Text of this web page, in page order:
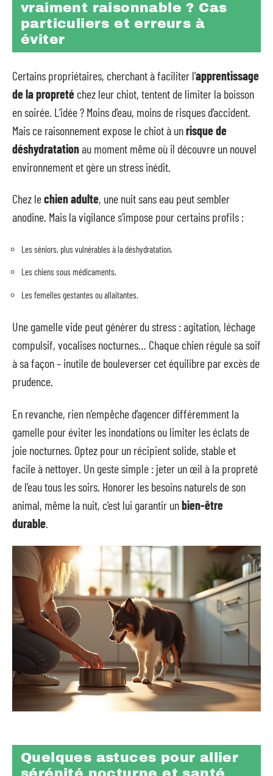
vraiment raisonnable ? Cas
particuliers et erreurs à
éviter
Certains propriétaires, cherchant à faciliter l’apprentissage
de la propreté chez leur chiot, tentent de limiter la boisson
en soirée. L’idée ? Moins d’eau, moins de risques d’accident.
Mais ce raisonnement expose le chiot à unrisque de
déshydratationau moment même où il découvre un nouvel
environnement et gère un stress inédit.
Chez lechien adulte, une nuit sans eau peut sembler
anodine. Mais la vigilance s’impose pour certains profils :
Les séniors, plus vulnérables à la déshydratation,
Les chiens sous médicaments,
Les femelles gestantes ou allaitantes.
Une gamelle vide peut générer du stress : agitation, léchage
compulsif, vocalises nocturnes… Chaque chien régule sa soif
à sa façon – inutile de bouleverser cet équilibre par excès de
prudence.
En revanche, rien n’empêche d’agencer différemment la
gamelle pour éviter les inondations ou limiter les éclats de
joie nocturnes. Optez pour un récipient solide, stable et
facile à nettoyer. Un geste simple : jeter un œil à la propreté
de l’eau tous les soirs. Honorer les besoins naturels de son
animal, même la nuit, c’est lui garantir unbien-être
durable
Quelques astuces pour allier